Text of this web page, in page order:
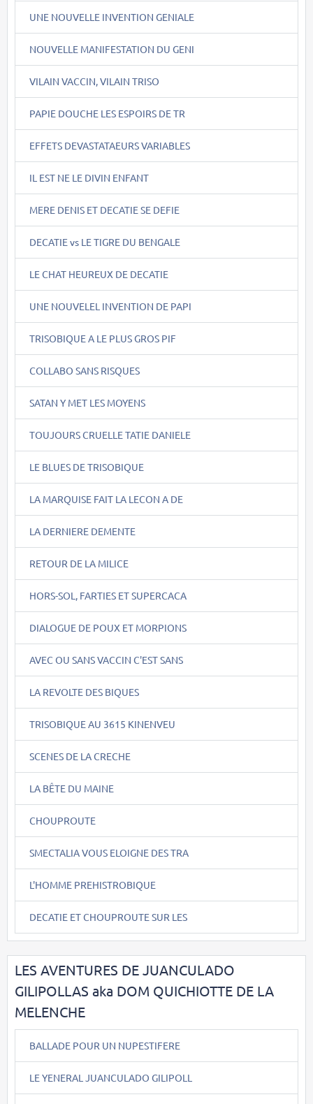
UNE NOUVELLE INVENTION GENIALE
NOUVELLE MANIFESTATION DU GENI
VILAIN VACCIN, VILAIN TRISO
PAPIE DOUCHE LES ESPOIRS DE TR
EFFETS DEVASTATAEURS VARIABLES
IL EST NE LE DIVIN ENFANT
MERE DENIS ET DECATIE SE DEFIE
DECATIE vs LE TIGRE DU BENGALE
LE CHAT HEUREUX DE DECATIE
UNE NOUVELEL INVENTION DE PAPI
TRISOBIQUE A LE PLUS GROS PIF
COLLABO SANS RISQUES
SATAN Y MET LES MOYENS
TOUJOURS CRUELLE TATIE DANIELE
LE BLUES DE TRISOBIQUE
LA MARQUISE FAIT LA LECON A DE
LA DERNIERE DEMENTE
RETOUR DE LA MILICE
HORS-SOL, FARTIES ET SUPERCACA
DIALOGUE DE POUX ET MORPIONS
AVEC OU SANS VACCIN C'EST SANS
LA REVOLTE DES BIQUES
TRISOBIQUE AU 3615 KINENVEU
SCENES DE LA CRECHE
LA BÊTE DU MAINE
CHOUPROUTE
SMECTALIA VOUS ELOIGNE DES TRA
L'HOMME PREHISTROBIQUE
DECATIE ET CHOUPROUTE SUR LES
LES AVENTURES DE JUANCULADO
GILIPOLLAS aka DOM QUICHIOTTE DE LA
MELENCHE
BALLADE POUR UN NUPESTIFERE
LE YENERAL JUANCULADO GILIPOLL